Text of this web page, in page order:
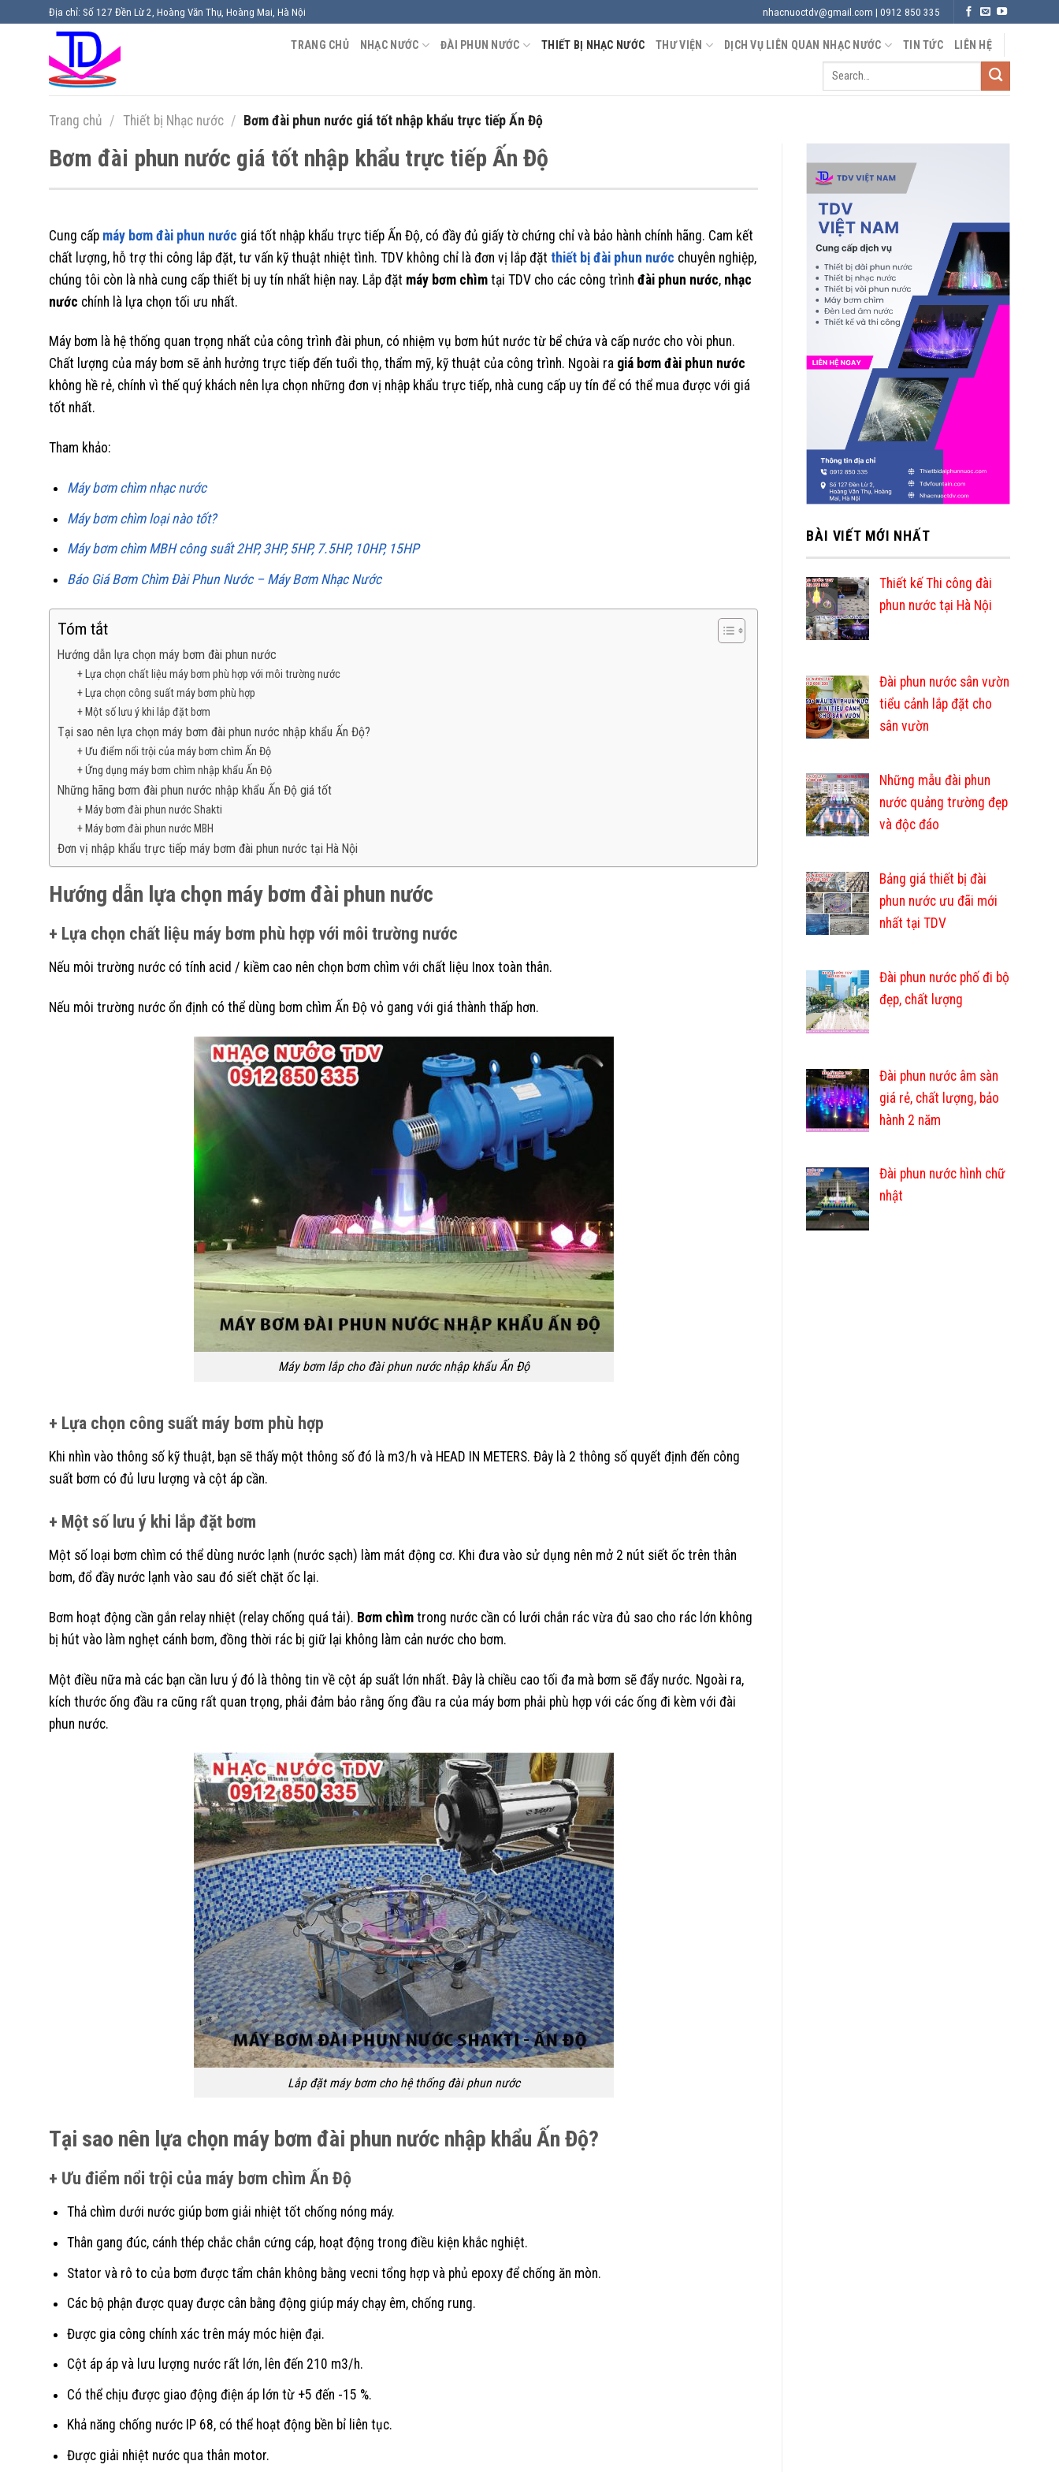
Địa chỉ: Số 127 Đền Lừ 2, Hoàng Văn Thụ, Hoàng Mai, Hà Nội nhacnuoctdv@gmail.com | 0912 850 335
TRANG CHỦ NHẠC NƯỚC ĐÀI PHUN NƯỚC THIẾT BỊ NHẠC NƯỚC THƯ VIỆN DỊCH VỤ LIÊN QUAN NHẠC NƯỚC TIN TỨC LIÊN HỆ
Trang chủ / Thiết bị Nhạc nước / Bơm đài phun nước giá tốt nhập khẩu trực tiếp Ấn Độ
Bơm đài phun nước giá tốt nhập khẩu trực tiếp Ấn Độ
Cung cấp máy bơm đài phun nước giá tốt nhập khẩu trực tiếp Ấn Độ, có đầy đủ giấy tờ chứng chỉ và bảo hành chính hãng. Cam kết
chất lượng, hỗ trợ thi công lắp đặt, tư vấn kỹ thuật nhiệt tình. TDV không chỉ là đơn vị lắp đặt thiết bị đài phun nước chuyên nghiệp,
chúng tôi còn là nhà cung cấp thiết bị uy tín nhất hiện nay. Lắp đặt máy bơm chìm tại TDV cho các công trình đài phun nước, nhạc
nước chính là lựa chọn tối ưu nhất.
Máy bơm là hệ thống quan trọng nhất của công trình đài phun, có nhiệm vụ bơm hút nước từ bể chứa và cấp nước cho vòi phun.
Chất lượng của máy bơm sẽ ảnh hưởng trực tiếp đến tuổi thọ, thẩm mỹ, kỹ thuật của công trình. Ngoài ra giá bơm đài phun nước
không hề rẻ, chính vì thế quý khách nên lựa chọn những đơn vị nhập khẩu trực tiếp, nhà cung cấp uy tín để có thể mua được với giá
tốt nhất.
Tham khảo:
Máy bơm chìm nhạc nước
Máy bơm chìm loại nào tốt?
Máy bơm chìm MBH công suất 2HP, 3HP, 5HP, 7.5HP, 10HP, 15HP
Báo Giá Bơm Chìm Đài Phun Nước – Máy Bơm Nhạc Nước
Tóm tắt
Hướng dẫn lựa chọn máy bơm đài phun nước
+ Lựa chọn chất liệu máy bơm phù hợp với môi trường nước
+ Lựa chọn công suất máy bơm phù hợp
+ Một số lưu ý khi lắp đặt bơm
Tại sao nên lựa chọn máy bơm đài phun nước nhập khẩu Ấn Độ?
+ Ưu điểm nổi trội của máy bơm chìm Ấn Độ
+ Ứng dụng máy bơm chìm nhập khẩu Ấn Độ
Những hãng bơm đài phun nước nhập khẩu Ấn Độ giá tốt
+ Máy bơm đài phun nước Shakti
+ Máy bơm đài phun nước MBH
Đơn vị nhập khẩu trực tiếp máy bơm đài phun nước tại Hà Nội
Hướng dẫn lựa chọn máy bơm đài phun nước
+ Lựa chọn chất liệu máy bơm phù hợp với môi trường nước
Nếu môi trường nước có tính acid / kiềm cao nên chọn bơm chìm với chất liệu Inox toàn thân.
Nếu môi trường nước ổn định có thể dùng bơm chìm Ấn Độ vỏ gang với giá thành thấp hơn.
Máy bơm lắp cho đài phun nước nhập khẩu Ấn Độ
+ Lựa chọn công suất máy bơm phù hợp
Khi nhìn vào thông số kỹ thuật, bạn sẽ thấy một thông số đó là m3/h và HEAD IN METERS. Đây là 2 thông số quyết định đến công
suất bơm có đủ lưu lượng và cột áp cần.
+ Một số lưu ý khi lắp đặt bơm
Một số loại bơm chìm có thể dùng nước lạnh (nước sạch) làm mát động cơ. Khi đưa vào sử dụng nên mở 2 nút siết ốc trên thân
bơm, đổ đầy nước lạnh vào sau đó siết chặt ốc lại.
Bơm hoạt động cần gắn relay nhiệt (relay chống quá tải). Bơm chìm trong nước cần có lưới chắn rác vừa đủ sao cho rác lớn không
bị hút vào làm nghẹt cánh bơm, đồng thời rác bị giữ lại không làm cản nước cho bơm.
Một điều nữa mà các bạn cần lưu ý đó là thông tin về cột áp suất lớn nhất. Đây là chiều cao tối đa mà bơm sẽ đẩy nước. Ngoài ra,
kích thước ống đầu ra cũng rất quan trọng, phải đảm bảo rằng ống đầu ra của máy bơm phải phù hợp với các ống đi kèm với đài
phun nước.
Lắp đặt máy bơm cho hệ thống đài phun nước
Tại sao nên lựa chọn máy bơm đài phun nước nhập khẩu Ấn Độ?
+ Ưu điểm nổi trội của máy bơm chìm Ấn Độ
Thả chìm dưới nước giúp bơm giải nhiệt tốt chống nóng máy.
Thân gang đúc, cánh thép chắc chắn cứng cáp, hoạt động trong điều kiện khắc nghiệt.
Stator và rô to của bơm được tẩm chân không bằng vecni tổng hợp và phủ epoxy để chống ăn mòn.
Các bộ phận được quay được cân bằng động giúp máy chạy êm, chống rung.
Được gia công chính xác trên máy móc hiện đại.
Cột áp áp và lưu lượng nước rất lớn, lên đến 210 m3/h.
Có thể chịu được giao động điện áp lớn từ +5 đến -15 %.
Khả năng chống nước IP 68, có thể hoạt động bền bỉ liên tục.
Được giải nhiệt nước qua thân motor.
BÀI VIẾT MỚI NHẤT
Thiết kế Thi công đài
phun nước tại Hà Nội
Đài phun nước sân vườn
tiểu cảnh lắp đặt cho
sân vườn
Những mẫu đài phun
nước quảng trường đẹp
và độc đáo
Bảng giá thiết bị đài
phun nước ưu đãi mới
nhất tại TDV
Đài phun nước phố đi bộ
đẹp, chất lượng
Đài phun nước âm sàn
giá rẻ, chất lượng, bảo
hành 2 năm
Đài phun nước hình chữ
nhật